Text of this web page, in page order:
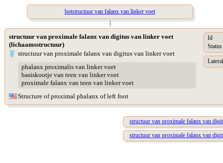
botstructuur van falanx van linker voet
|
structuur van proximale falanx van digitus van linker voet
(lichaamsstructuur)
structuur van proximale falanx van digitus van linker voet
phalanx proximalis van linker voet
basiskootje van teen van linker voet
proximale falanx van teen van linker voet
Structure of proximal phalanx of left foot
Id
Status
structuur van proximale falanx van
structuur van proximale falanx van